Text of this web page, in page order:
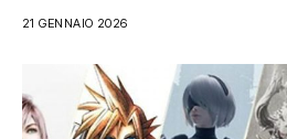
21 GENNAIO 2026